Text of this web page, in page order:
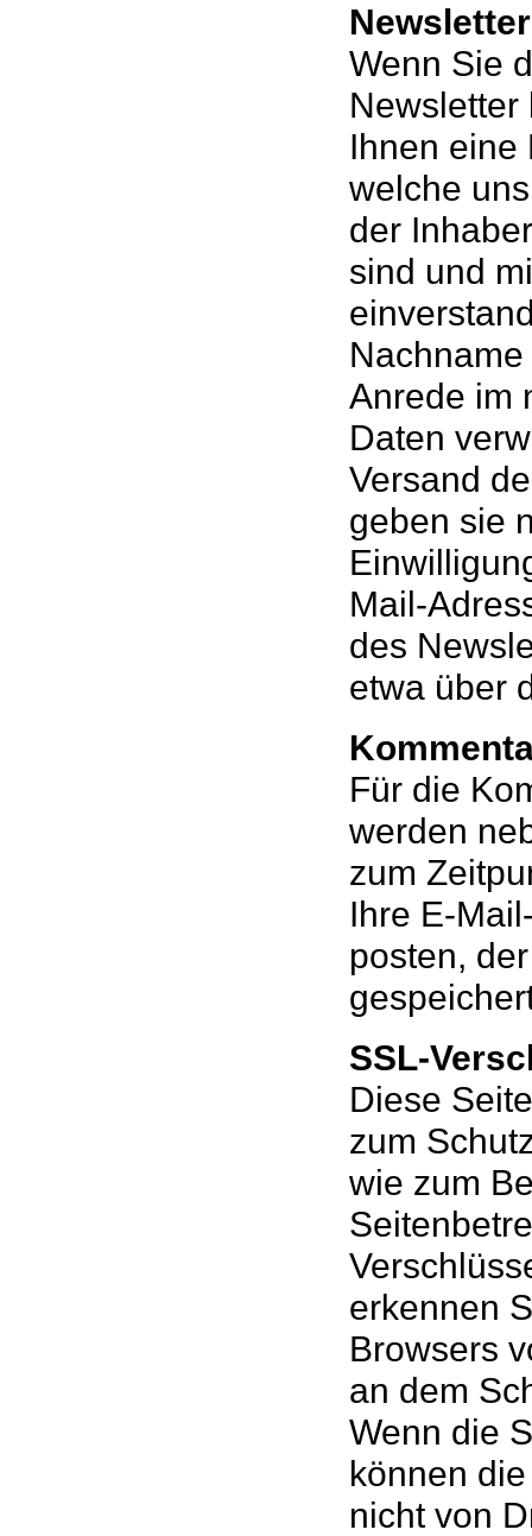
Wenn Sie
Newsletter
Ihnen eine
welche
der
sind und
Anrede im
Daten
Versand
geben sie
Mail-
des
etwa über
Für die
werden
zum
Ihre E-
posten,
SSL-
Diese
zum
wie zum
erkennen
Browsers
an dem
Wenn die
können
nicht von